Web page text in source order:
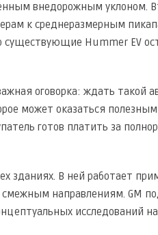
внедорожным уклоном.
к среднеразмерным
существующие Hummer EV
оговорка: ждать такой
может оказаться
готов платить за
зданиях. В ней работает
направлениям. GM
исследований